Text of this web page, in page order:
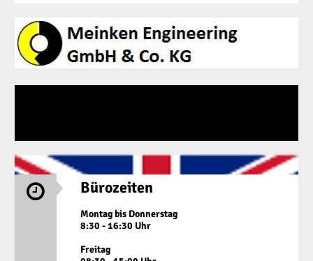
 Bürozeiten
Montag bis Donnerstag
8:30 - 16:30 Uhr
Freitag